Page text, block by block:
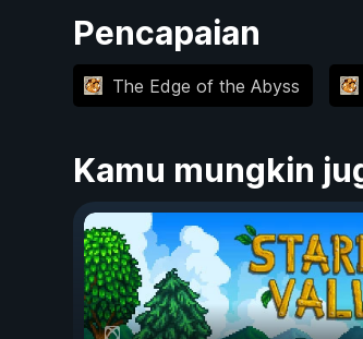
Pencapaian
The Edge of the Abyss
Kamu mungkin